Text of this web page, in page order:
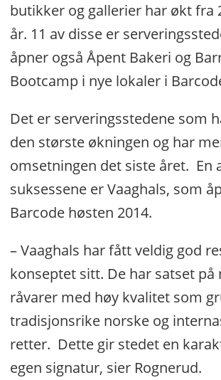
butikker og gallerier har økt fra
år. 11 av disse er
åpner også Åpent Bakeri og
Bootcamp i nye lokaler i
Det er serveringsstedene som
den største økningen og har
omsetningen det siste året. En
suksessene er Vaaghals, som
Barcode høsten 2014.
– Vaaghals har fått veldig god
konseptet sitt. De har satset på
råvarer med høy kvalitet som
tradisjonsrike norske og
retter. Dette gir stedet en
egen signatur, sier Rognerud.